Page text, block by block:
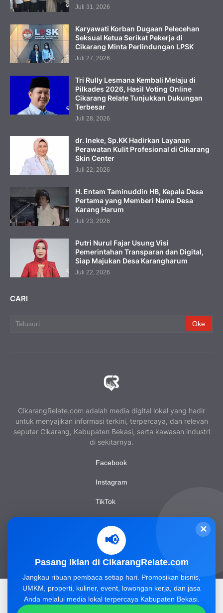
✕
📢
Pasang Iklan di CikarangRelate.com
Jangkau ribuan pembaca setiap hari. Promosikan bisnis,
UMKM, properti, kuliner, event, lowongan kerja, dan jasa
Anda melalui media lokal terpercaya Kabupaten Bekasi.
Juli 31, 2026
Karyawati Korban Dugaan Pelecehan
Seksual Ketua Serikat Pekerja di
Cikarang Minta Perlindungan LPSK
Juli 27, 2026
Tri Rully Lesmana Kembali Melaju di
Pilkades 2026, Hasil Voting Online
Cikarang Relate Tunjukkan Dukungan
Terbesar
Juli 28, 2026
dr. Ineke, Sp.KK Hadirkan Layanan
Perawatan Kulit Profesional di Cikarang
Skin Center
Juli 22, 2026
H. Entam Taminuddin HB, Kepala Desa
Pertama yang Memberi Nama Desa
Karang Harum
Juli 23, 2026
Putri Nurul Fajar Usung Visi
Pemerintahan Transparan dan Digital,
Siap Majukan Desa Karangharum
Juli 22, 2026
CARI
CikarangRelate.com adalah media digital lokal yang hadir
untuk menyajikan informasi terkini, terpercaya, dan relevan
seputar Cikarang, Kabupaten Bekasi, serta kawasan industri
di sekitarnya.
Facebook
Instagram
TikTok
Tim Redaksi Tentang Kami
Privacy Policy
Pedoman Media Siber
Pasang Iklan
Kontak Kami
Kode Etik Jurnalistik
Disclaimer
Situs ini menggunakan cookie dari Google untuk memberikan
layanannya dan menganalisis traffic.Baca Selengkapnya